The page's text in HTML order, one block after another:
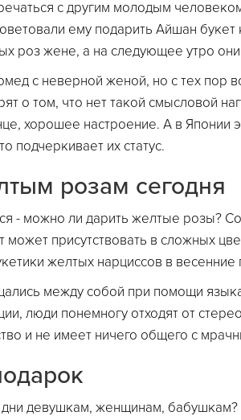
с другим молодым
ему подарить Айшан
роз жене, а на следующее утро
с неверной женой, но с тех
о том, что нет такой смысловой
хорошее настроение. А в Японии
подчеркивает их статус.
розам сегодня
- можно ли дарить желтые розы?
присутствовать в сложных
желтых нарциссов в весенние
между собой при помощи
люди понемногу отходят от
и не имеет ничего общего с
девушкам, женщинам, бабушкам?